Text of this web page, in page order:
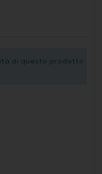
di questo prodotto